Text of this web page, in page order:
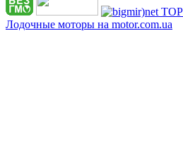
Лодочные моторы на motor.com.ua